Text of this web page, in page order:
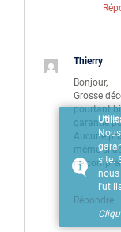
Thierry
Bonjour,
Grosse
pourtant
garantie
Aucune
même si
ne
Répondre
site.
nous